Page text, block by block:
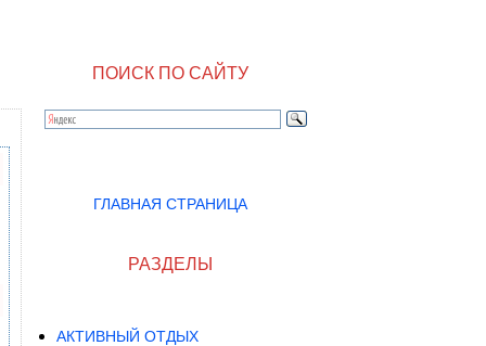
ПОИСК ПО САЙТУ
ГЛАВНАЯ СТРАНИЦА
РАЗДЕЛЫ
АКТИВНЫЙ ОТДЫХ